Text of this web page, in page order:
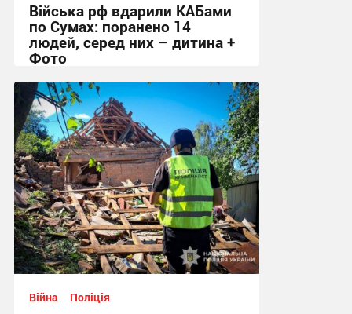
Війська рф вдарили КАБами
по Сумах: поранено 14
людей, серед них – дитина +
Фото
09:26 сьогодні
Війна Поліція